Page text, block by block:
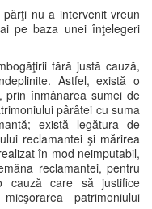
nu a intervenit vreun
pe baza unei înţelegeri
fără justă cauză,
Astfel, există o
prin înmânarea sumei de
pârâtei cu suma
există legătura de
reclamantei şi mărirea
în mod neimputabil,
reclamantei, pentru
cauză care să justifice
patrimoniului